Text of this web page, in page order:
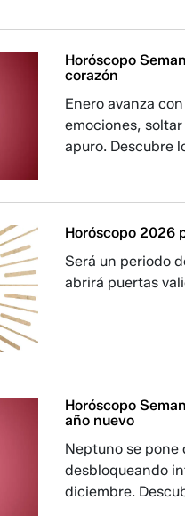
Horóscopo
corazón
Enero avanza
emociones,
apuro. Descubre
Horóscopo 2026
Será un periodo
abrirá puertas
Horóscopo
año nuevo
Neptuno se
desbloqueando
diciembre.